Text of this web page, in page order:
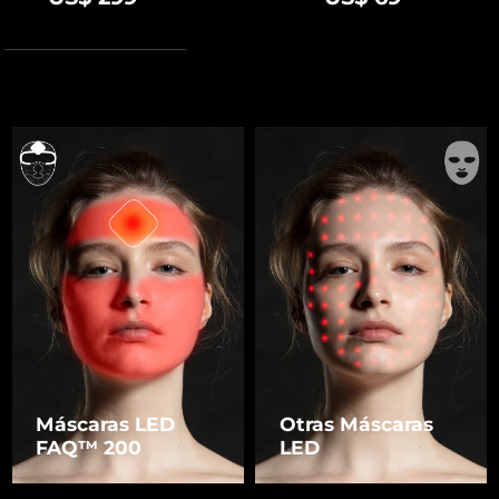
Máscaras LED
FAQ™ 200
Otras Máscaras
LED